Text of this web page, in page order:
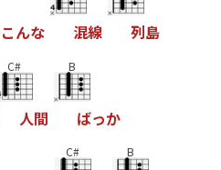
こんな 混線 列島
C#
人間
B
ばっか
C# B